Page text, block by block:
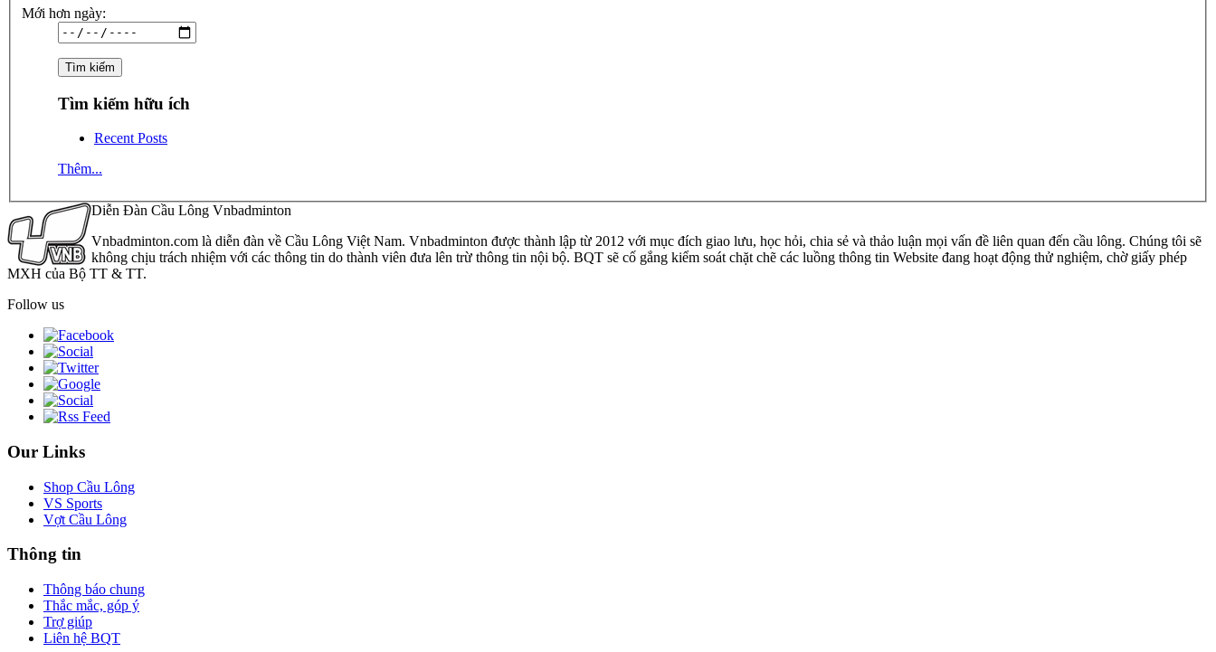
Mới hơn ngày:
Tìm kiếm hữu ích
Recent Posts
Thêm...
Diễn Đàn Cầu Lông Vnbadminton
Vnbadminton.com là diễn đàn về Cầu Lông Việt Nam. Vnbadminton được thành lập từ 2012 với mục đích giao lưu, học hỏi, chia sẻ và thảo luận mọi vấn đề liên quan đến cầu lông. Chúng tôi sẽ
không chịu trách nhiệm với các thông tin do thành viên đưa lên trừ thông tin nội bộ. BQT sẽ cố gắng kiểm soát chặt chẽ các luồng thông tin Website đang hoạt động thử nghiệm, chờ giấy phép
MXH của Bộ TT & TT.
Follow us
Our Links
Shop Cầu Lông
VS Sports
Vợt Cầu Lông
Thông tin
Thông báo chung
Thắc mắc, góp ý
Trợ giúp
Liên hệ BQT